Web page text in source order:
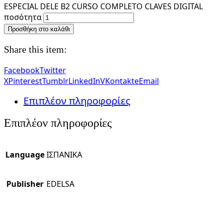
ESPECIAL DELE B2 CURSO COMPLETO CLAVES DIGITAL
ποσότητα
Προσθήκη στο καλάθι
Share this item:
FacebookTwitter
XPinterestTumblrLinkedInVKontakteEmail
Επιπλέον πληροφορίες
Επιπλέον πληροφορίες
LanguageΙΣΠΑΝΙΚΑ
Publisher EDELSA